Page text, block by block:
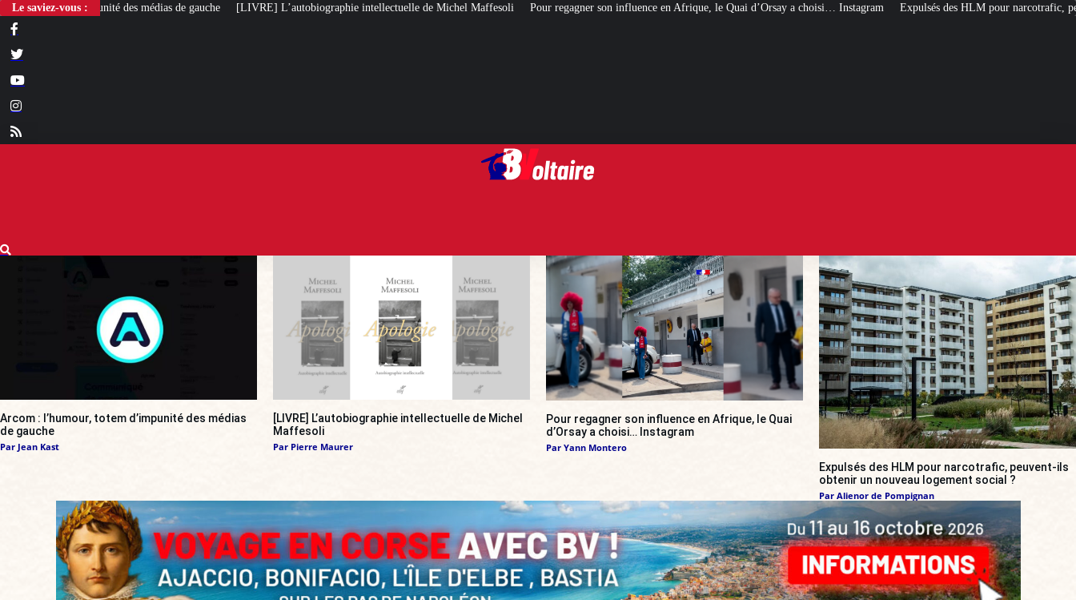
Le saviez-vous :
médias de gauche [LIVRE] L’autobiographie intellectuelle de Michel Maffesoli Pour regagner son influence en Afrique, le Quai d’Orsay a choisi… Instagram Expulsés des HLM pour narcotrafic, peuvent-ils obtenir un
Arcom : l’humour, totem d’impunité des médias
de gauche
Par Jean Kast
[LIVRE] L’autobiographie intellectuelle de Michel
Maffesoli
Par Pierre Maurer
Pour regagner son influence en Afrique, le Quai
d’Orsay a choisi… Instagram
Par Yann Montero
Expulsés des HLM pour narcotrafic, peuvent-ils
obtenir un nouveau logement social ?
Par Alienor de Pompignan